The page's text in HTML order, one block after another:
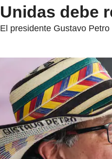
Unidas debe
El presidente Gustavo